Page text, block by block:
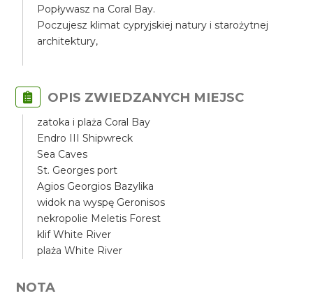
Popływasz na Coral Bay.
Poczujesz klimat cypryjskiej natury i starożytnej
architektury,
OPIS ZWIEDZANYCH MIEJSC
zatoka i plaża Coral Bay
Endro III Shipwreck
Sea Caves
St. Georges port
Agios Georgios Bazylika
widok na wyspę Geronisos
nekropolie Meletis Forest
klif White River
plaża White River
NOTA